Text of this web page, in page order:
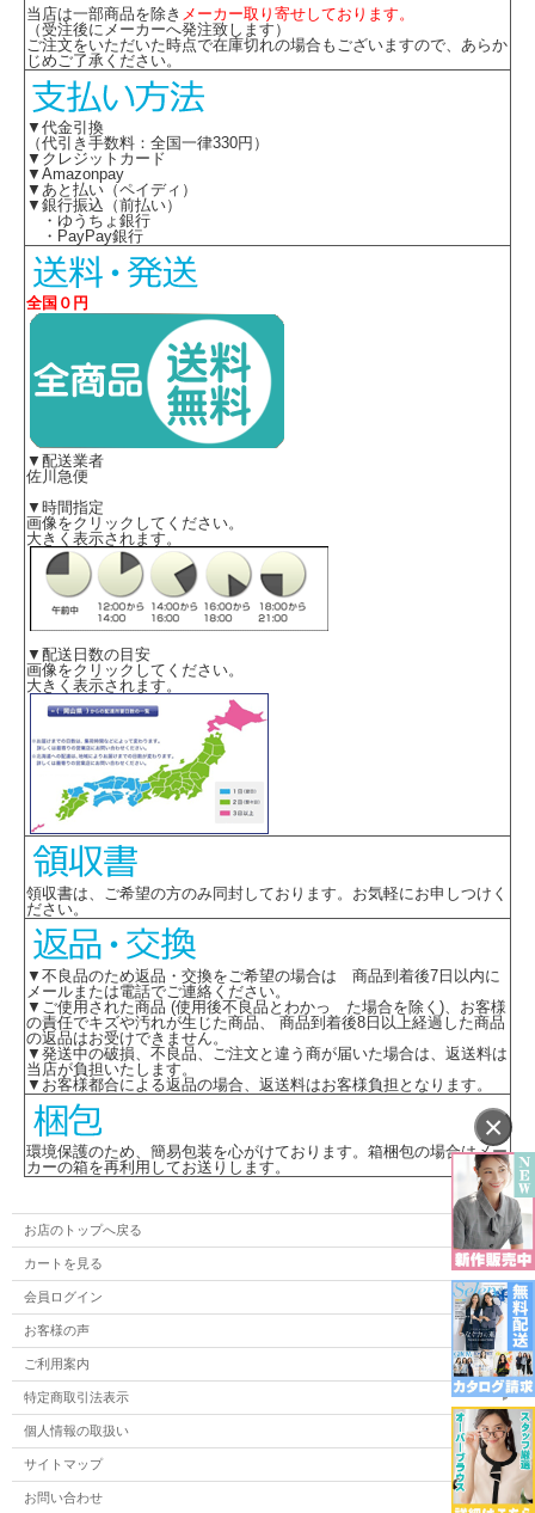
■生地
アイスラメツイード
ポリエステル75%(再生ポリエステル30%)・キュプラ25%
■機能
・吸汗・速乾
・ラメ
・吸放湿
・接触冷感
・防汚
・サステイナブル
・グリーン購入対応
・スカーフループ(サポートルーフ付)
・Wネームループ(esa889は左胸のみ)
・大容量ポケット
・スマホポケット
・抗ウイルス・抗菌ポケット
・補強布大きめ胸ポケット
・ARM FIT
・ハイストレッチ裏地
・背ベルト
・半背裏
※取り寄せ商品、在庫有無、納期後日連絡
※サイズ表には19号(トップス)、23号(ボトムス)も別寸として掲載しております
が、備蓄されていない製品もございますので在庫についてはご注文後に確認となり
ます。
×
当店は一部商品を除き メーカー取り寄せしております。
（受注後にメーカーへ発注致します）
ご注文をいただいた時点で在庫切れの場合もございますので、あらか
じめご了承ください。
▼代金引換
（代引き手数料：全国一律330円）
▼クレジットカード
▼Amazonpay
▼あと払い（ペイディ）
▼銀行振込（前払い）
・ゆうちょ銀行
・PayPay銀行
全国０円
▼配送業者
佐川急便
▼時間指定
画像をクリックしてください。
大きく表示されます。
▼配送日数の目安
画像をクリックしてください。
大きく表示されます。
領収書は、ご希望の方のみ同封しております。お気軽にお申しつけく
ださい。
▼不良品のため返品・交換をご希望の場合は 商品到着後7日以内に
メールまたは電話でご連絡ください。
▼ご使用された商品 (使用後不良品とわかっ た場合を除く)、お客様
の責任でキズや汚れが生じた商品、 商品到着後8日以上経過した商品
の返品はお受けできません。
▼発送中の破損、不良品、ご注文と違う商が届いた場合は、返送料は
当店が負担いたします。
▼お客様都合による返品の場合、返送料はお客様負担となります。
環境保護のため、簡易包装を心がけております。箱梱包の場合はメー
カーの箱を再利用してお送りします。
お店のトップへ戻る
カートを見る
会員ログイン
お客様の声
ご利用案内
特定商取引法表示
個人情報の取扱い
サイトマップ
お問い合わせ